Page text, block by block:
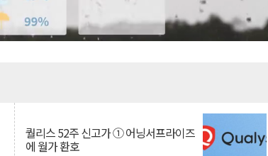
퀄리스 52주 신고가 ① 어닝서프라이즈
에 월가 환호